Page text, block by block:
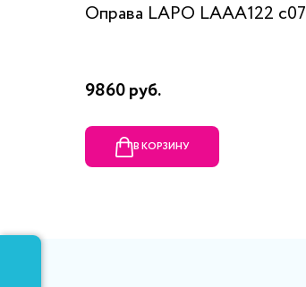
Оправа LAPO LAAA122 c07
9860 руб.
В КОРЗИНУ